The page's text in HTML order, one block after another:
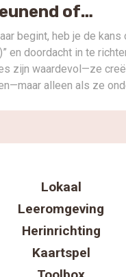
of
begint, heb je de kans
en doordacht in te
zijn waardevol—ze
alleen als ze
Lokaal
Leeromgeving
Herinrichting
Kaartspel